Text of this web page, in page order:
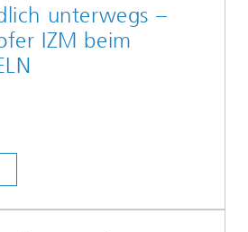
unterwegs –
IZM beim